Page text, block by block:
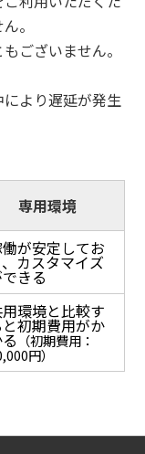
。
ございません。
より遅延が発生
専用環境
が安定してお
、カスタマイズ
きる
環境と比較す
初期費用がか
（初期費用：
円）